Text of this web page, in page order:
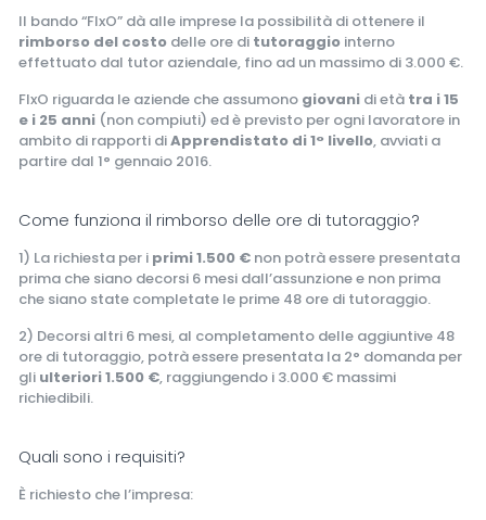
Il bando “FIxO” dà alle imprese la possibilità di ottenere il
rimborso del costo delle ore di tutoraggio interno
effettuato dal tutor aziendale, fino ad un massimo di 3.000 €.
FIxO riguarda le aziende che assumono giovani di età tra i 15
e i 25 anni (non compiuti) ed è previsto per ogni lavoratore in
ambito di rapporti diApprendistato di 1° livello, avviati a
partire dal 1° gennaio 2016.
Come funziona il rimborso delle ore di tutoraggio?
1) La richiesta per i primi 1.500 € non potrà essere presentata
prima che siano decorsi 6 mesi dall’assunzione e non prima
che siano state completate le prime 48 ore di tutoraggio.
2) Decorsi altri 6 mesi, al completamento delle aggiuntive 48
ore di tutoraggio, potrà essere presentata la 2° domanda per
gli ulteriori 1.500 €, raggiungendo i 3.000 € massimi
richiedibili.
Quali sono i requisiti?
È richiesto che l’impresa: